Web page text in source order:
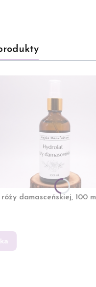
damasceńskiej, 100 ml